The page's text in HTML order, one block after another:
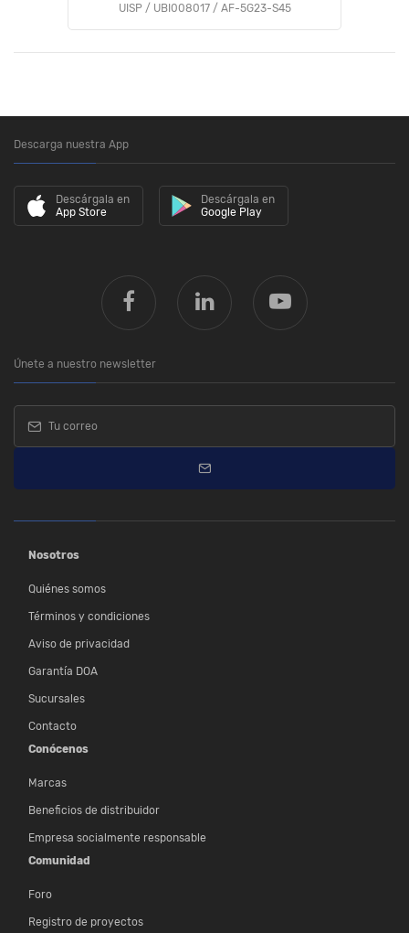
UISP / UBI008017 / AF-5G23-S45
Descarga nuestra App
Descárgala en
App Store
Descárgala en
Google Play
Únete a nuestro newsletter
Nosotros
Quiénes somos
Términos y condiciones
Aviso de privacidad
Garantía DOA
Sucursales
Contacto
Conócenos
Marcas
Beneficios de distribuidor
Empresa socialmente responsable
Comunidad
Foro
Registro de proyectos